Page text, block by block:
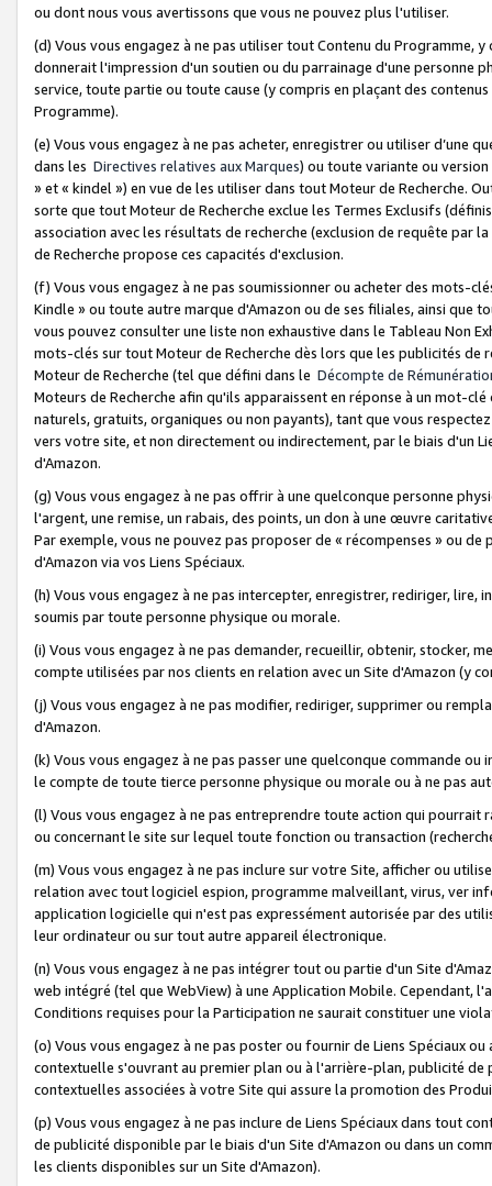
ou dont nous vous avertissons que vous ne pouvez plus l'utiliser.
(d) Vous vous engagez à ne pas utiliser tout Contenu du Programme,
donnerait l'impression d'un soutien ou du parrainage d'une personne
service, toute partie ou toute cause (y compris en plaçant des
Programme).
(e) Vous vous engagez à ne pas acheter, enregistrer ou utiliser d’une
dans les Directives relatives aux Marques) ou toute variante ou
» et « kindel ») en vue de les utiliser dans tout Moteur de Recherche.
sorte que tout Moteur de Recherche exclue les Termes Exclusifs
association avec les résultats de recherche (exclusion de requête
de Recherche propose ces capacités d'exclusion.
(f) Vous vous engagez à ne pas soumissionner ou acheter des mots-
Kindle » ou toute autre marque d'Amazon ou de ses filiales, ainsi que
vous pouvez consulter une liste non exhaustive dans le Tableau Non
mots-clés sur tout Moteur de Recherche dès lors que les publicités de
Moteur de Recherche (tel que défini dans le Décompte de
Moteurs de Recherche afin qu'ils apparaissent en réponse à un mot-
naturels, gratuits, organiques ou non payants), tant que vous
vers votre site, et non directement ou indirectement, par le biais d'un
d'Amazon.
(g) Vous vous engagez à ne pas offrir à une quelconque personne
l'argent, une remise, un rabais, des points, un don à une œuvre
Par exemple, vous ne pouvez pas proposer de « récompenses » ou
d'Amazon via vos Liens Spéciaux.
(h) Vous vous engagez à ne pas intercepter, enregistrer, rediriger,
soumis par toute personne physique ou morale.
(i) Vous vous engagez à ne pas demander, recueillir, obtenir, stocker,
compte utilisées par nos clients en relation avec un Site d'Amazon (y
(j) Vous vous engagez à ne pas modifier, rediriger, supprimer ou
d'Amazon.
(k) Vous vous engagez à ne pas passer une quelconque commande
le compte de toute tierce personne physique ou morale ou à ne pas
(l) Vous vous engagez à ne pas entreprendre toute action qui
ou concernant le site sur lequel toute fonction ou transaction
(m) Vous vous engagez à ne pas inclure sur votre Site, afficher ou
relation avec tout logiciel espion, programme malveillant, virus, ver
application logicielle qui n'est pas expressément autorisée par des
leur ordinateur ou sur tout autre appareil électronique.
(n) Vous vous engagez à ne pas intégrer tout ou partie d'un Site
web intégré (tel que WebView) à une Application Mobile. Cependant,
Conditions requises pour la Participation ne saurait constituer une
(o) Vous vous engagez à ne pas poster ou fournir de Liens Spéciaux
contextuelle s'ouvrant au premier plan ou à l'arrière-plan, publicité
contextuelles associées à votre Site qui assure la promotion des
(p) Vous vous engagez à ne pas inclure de Liens Spéciaux dans tout
de publicité disponible par le biais d'un Site d'Amazon ou dans un
les clients disponibles sur un Site d'Amazon).